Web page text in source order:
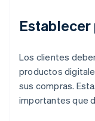
Los clientes
productos
sus compras.
importantes que